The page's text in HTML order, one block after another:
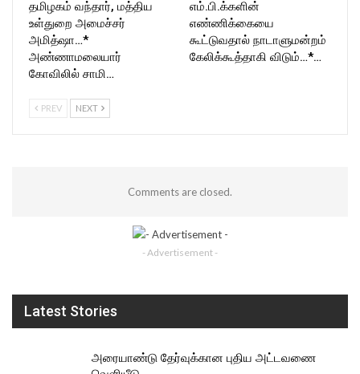
தமிழகம் வந்தார், மத்திய
உள்துறை அமைச்சர்
அமித்ஷா…*
அண்ணாமலையார்
கோவிலில் சாமி…
எம்.பி.க்களின்
எண்ணிக்கையை
கூட்டுவதால் நாடாளுமன்றம்
கேலிக்கூத்தாகி விடும்…*…
PREV NEXT
Comments are closed.
- Advertisement -
Latest Stories
அரையாண்டு தேர்வுக்கான புதிய அட்டவணை